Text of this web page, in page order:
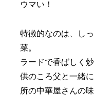
ウマい！
特徴的なのは、し
菜。
ラードで香ばしく
供のころ父と一緒
所の中華屋さんの